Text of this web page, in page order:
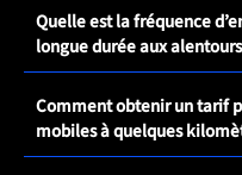
Quelle est la fréquence
longue durée aux
Comment obtenir un tarif
mobiles à quelques